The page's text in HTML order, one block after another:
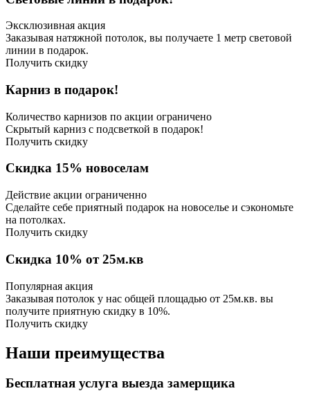
Эксклюзивная акция
Заказывая натяжной потолок, вы получаете 1 метр световой
линии в подарок.
Получить скидку
Карниз в подарок!
Количество карнизов по акции ограничено
Скрытый карниз с подсветкой в подарок!
Получить скидку
Скидка 15% новоселам
Действие акции ограниченно
Сделайте себе приятный подарок на новоселье и сэкономьте
на потолках.
Получить скидку
Скидка 10% от 25м.кв
Популярная акция
Заказывая потолок у нас общей площадью от 25м.кв. вы
получите приятную скидку в 10%.
Получить скидку
Наши преимущества
Бесплатная услуга выезда замерщика